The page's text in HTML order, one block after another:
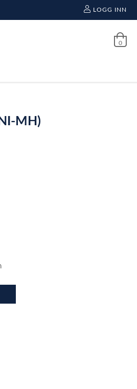
LOGG INN
0
MH)